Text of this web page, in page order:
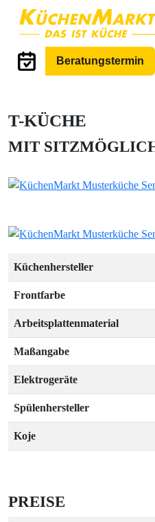
Beratungstermin
T-KÜCHE
MIT
Küchenhersteller
Frontfarbe
Arbeitsplattenmaterial
Maßangabe
Elektrogeräte
Spülenhersteller
Koje
PREISE